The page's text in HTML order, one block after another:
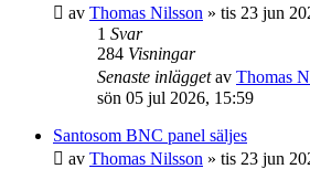
av Thomas Nilsson » tis 23 jun
1 Svar
284 Visningar
Senaste inläggetav Thomas
sön 05 jul 2026, 15:59
Santosom BNC panel säljes
av Thomas Nilsson » tis 23 jun